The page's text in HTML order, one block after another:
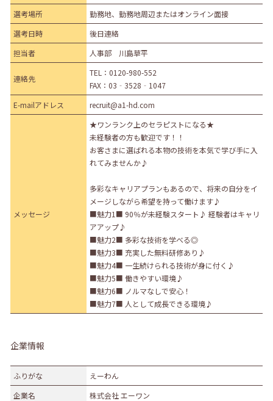
選考場所
勤務地、勤務地周辺またはオンライン面接
選考日時
後日連絡
担当者
人事部 川島草平
連絡先
TEL： 0120-980-552
FAX：03‐3528‐1047
E-mailアドレス
recruit@a1-hd.com
メッセージ
★ワンランク上のセラピストになる★
未経験者の方も歓迎です！！
お客さまに選ばれる本物の技術を本気で学び手に入
れてみませんか♪
多彩なキャリアプランもあるので、将来の自分をイ
メージしながら希望を持って働けます♪
■魅力1■ 90％が未経験スタート♪ 経験者はキャリ
アアップ♪
■魅力2■ 多彩な技術を学べる◎
■魅力3■ 充実した無料研修あり♪
■魅力4■ 一生続けられる技術が身に付く♪
■魅力5■ 働きやすい環境♪
■魅力6■ ノルマなしで安心！
■魅力7■ 人として成長できる環境♪
企業情報
ふりがな
えーわん
企業名
株式会社 エーワン